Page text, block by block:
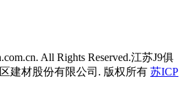
All Rights Reserved.江苏J9俱
建材股份有限公司. 版权所有 苏ICP